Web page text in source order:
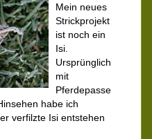
Mein neues
Strickprojekt
ist noch ein
Isi.
Ursprünglich
mit
Pferdepasse
habe ich
verfilzte Isi entstehen